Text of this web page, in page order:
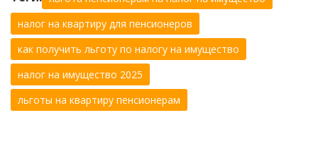
налог на квартиру для пенсионеров
как получить льготу по налогу на имущество
налог на имущество 2025
льготы на квартиру пенсионерам